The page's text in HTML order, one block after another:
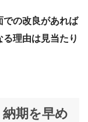
での改良があれば
理由は見当たり
期を早め